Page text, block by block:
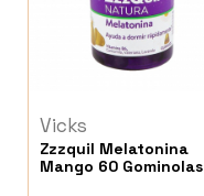
Vicks
Zzzquil Melatonina
Mango 60 Gominolas